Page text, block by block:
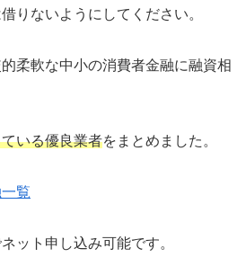
りないようにしてください。
柔軟な中小の消費者金融に融資相
いる優良業者をまとめました。
覧
ット申し込み可能です。